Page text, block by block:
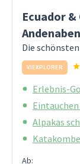
Ecuador
Die
VIEXPLORER
Erlebnis-
Alpakas
Ab: